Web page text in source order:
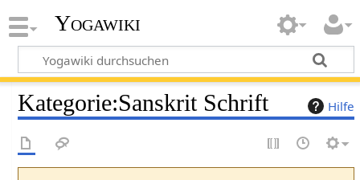
Yogawiki
Hilfe
Kategorie:Sanskrit Schrift